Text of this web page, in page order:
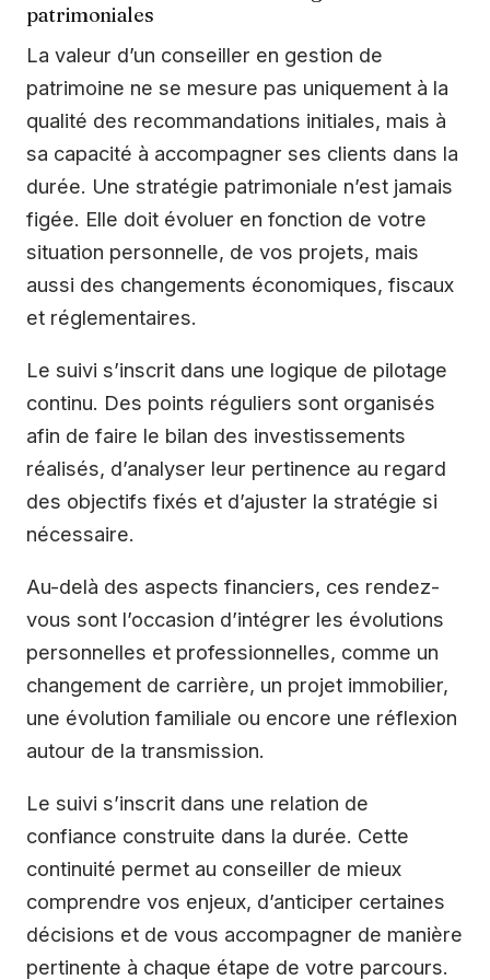
patrimoniales
La valeur d’un conseiller en gestion de
patrimoine ne se mesure pas uniquement à la
qualité des recommandations initiales, mais à
sa capacité à accompagner ses clients dans la
durée. Une stratégie patrimoniale n’est jamais
figée. Elle doit évoluer en fonction de votre
situation personnelle, de vos projets, mais
aussi des changements économiques, fiscaux
et réglementaires.
Le suivi s’inscrit dans une logique de pilotage
continu. Des points réguliers sont organisés
afin de faire le bilan des investissements
réalisés, d’analyser leur pertinence au regard
des objectifs fixés et d’ajuster la stratégie si
nécessaire.
Au-delà des aspects financiers, ces rendez-
vous sont l’occasion d’intégrer les évolutions
personnelles et professionnelles, comme un
changement de carrière, un projet immobilier,
une évolution familiale ou encore une réflexion
autour de la transmission.
Le suivi s’inscrit dans une relation de
confiance construite dans la durée. Cette
continuité permet au conseiller de mieux
comprendre vos enjeux, d’anticiper certaines
décisions et de vous accompagner de manière
pertinente à chaque étape de votre parcours.